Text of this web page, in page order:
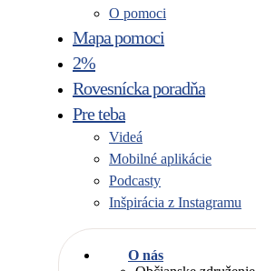
O pomoci
Mapa pomoci
2%
Rovesnícka poradňa
Pre teba
Videá
Mobilné aplikácie
Podcasty
Inšpirácia z Instagramu
O nás